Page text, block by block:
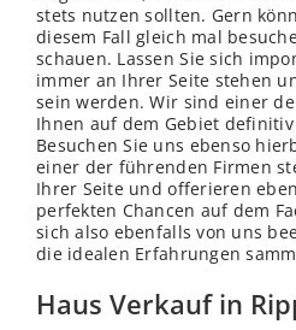
stets nutzen sollten. Gern
diesem Fall gleich mal
schauen. Lassen Sie sich
immer an Ihrer Seite stehen
sein werden. Wir sind einer
Ihnen auf dem Gebiet
Besuchen Sie uns ebenso
einer der führenden Firmen
Ihrer Seite und offerieren
perfekten Chancen auf dem
sich also ebenfalls von uns
die idealen Erfahrungen
Haus Verkauf in